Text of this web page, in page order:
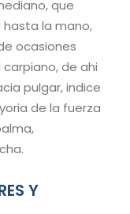
que
hasta la mano,
ocasiones
de ahi
pulgar, indice
de la fuerza
Y